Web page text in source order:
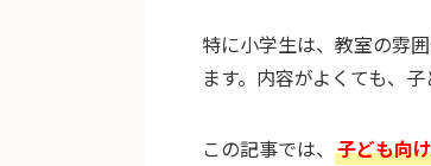
特に小学生は、教室の雰
ます。内容がよくても、
この記事では、 子ども向